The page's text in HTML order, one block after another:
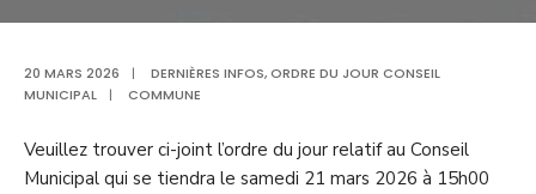
20 MARS 2026 | DERNIÈRES INFOS,ORDRE DU JOUR CONSEIL
MUNICIPAL
| COMMUNE
Veuillez trouver ci-joint l’ordre du jour relatif au Conseil
Municipal qui se tiendra le samedi 21 mars 2026 à 15h00